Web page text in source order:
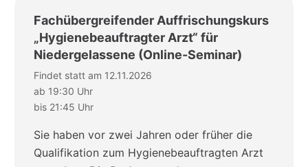
Fachübergreifender Auffrischungskurs
„Hygienebeauftragter Arzt“ für
Niedergelassene (Online-Seminar)
Findet statt am 12.11.2026
ab 19:30 Uhr
bis 21:45 Uhr
Sie haben vor zwei Jahren oder früher die
Qualifikation zum Hygienebeauftragten Arzt